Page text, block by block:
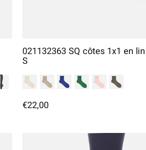
021132363 SQ côtes 1x1 en
S
€22,00